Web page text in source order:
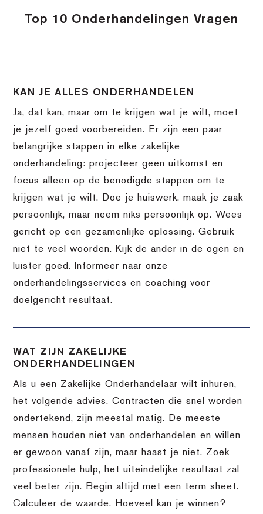
Top 10 Onderhandelingen Vragen
KAN JE ALLES ONDERHANDELEN
Ja, dat kan, maar om te krijgen wat je wilt, moet
je jezelf goed voorbereiden. Er zijn een paar
belangrijke stappen in elke zakelijke
onderhandeling: projecteer geen uitkomst en
focus alleen op de benodigde stappen om te
krijgen wat je wilt. Doe je huiswerk, maak je zaak
persoonlijk, maar neem niks persoonlijk op. Wees
gericht op een gezamenlijke oplossing. Gebruik
niet te veel woorden. Kijk de ander in de ogen en
luister goed. Informeer naar onze
onderhandelingsservices en coaching voor
doelgericht resultaat.
WAT ZIJN ZAKELIJKE
ONDERHANDELINGEN
Als u een Zakelijke Onderhandelaar wilt inhuren,
het volgende advies. Contracten die snel worden
ondertekend, zijn meestal matig. De meeste
mensen houden niet van onderhandelen en willen
er gewoon vanaf zijn, maar haast je niet. Zoek
professionele hulp, het uiteindelijke resultaat zal
veel beter zijn. Begin altijd met een term sheet.
Calculeer de waarde. Hoeveel kan je winnen?